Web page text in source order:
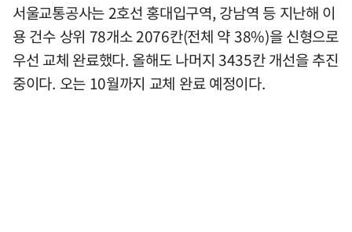
서울교통공사는 2호선 홍대입구역, 강남역 등 지난해 이
용 건수 상위 78개소 2076칸(전체 약 38%)을 신형으로
우선 교체 완료했다. 올해도 나머지 3435칸 개선을 추진
중이다. 오는 10월까지 교체 완료 예정이다.